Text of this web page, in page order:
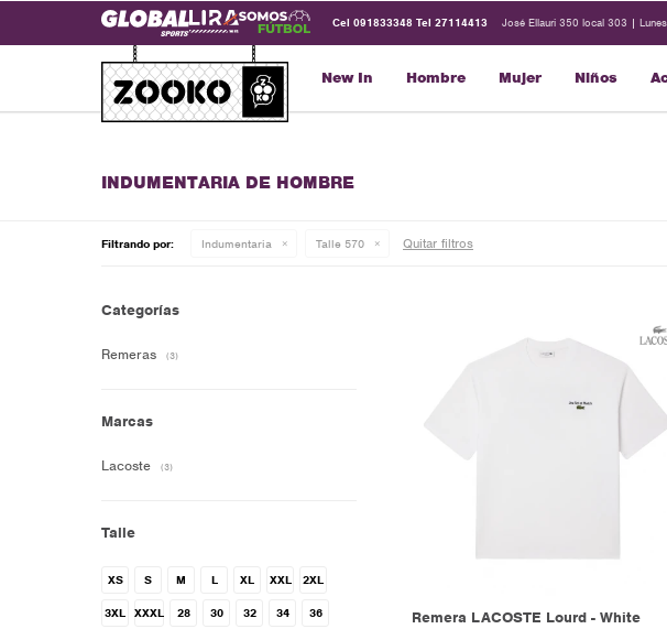
New In Hombre Mujer Niños
Cel 091833348 Tel 27114413 José Ellauri 350 local 303 |
INDUMENTARIA DE HOMBRE
Filtrando por: Indumentaria Talle 570 Quitar filtros
Remera LACOSTE Lourd - White
Categorías
Remeras (3)
Marcas
Lacoste (3)
Talle
XS S M L XL XXL 2XL
3XL XXXL 28 30 32 34 36